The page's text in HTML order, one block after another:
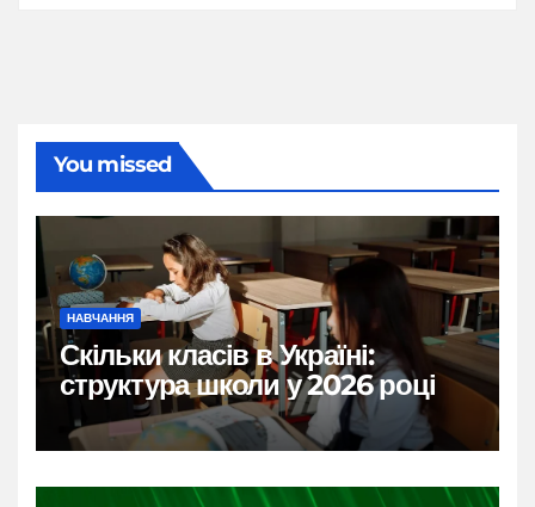
You missed
НАВЧАННЯ
Скільки класів в Україні:
структура школи у 2026 році